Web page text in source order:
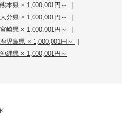
本県 × 1,000,001円～ |
分県 × 1,000,001円～ |
崎県 × 1,000,001円～ |
児島県 × 1,000,001円～ |
縄県 × 1,000,001円～